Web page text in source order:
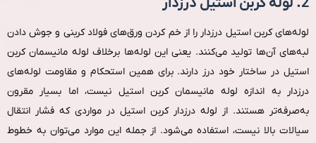
لوله‌های کربن استیل درزدار را از خم‌ کردن ورق‌های فولاد کربنی و جوش‌ دادن
لبه‌های آن‌ها تولید می‌کنند. یعنی این لوله‌ها برخلاف لوله مانیسمان کربن
استیل در ساختار خود درز دارند. برای همین استحکام و مقاومت لوله‌های
درزدار به‌ اندازه لوله مانیسمان کربن استیل نیست، اما بسیار مقرون‌
به‌صرفه‌تر هستند. از لوله درزدار کربن استیل در مواردی که فشار انتقال
سیالات بالا نیست، استفاده می‌شود. از جمله این موارد می‌توان به خطوط